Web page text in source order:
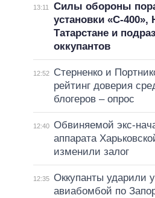
13:11
Силы обороны
установки «С-400»,
Татарстане и
оккупантов
12:52
Стерненко и
рейтинг доверия
блогеров – опрос
12:40 Обвиняемой экс-
аппарата
изменили залог
12:35 Оккупанты ударили
авиабомбой по